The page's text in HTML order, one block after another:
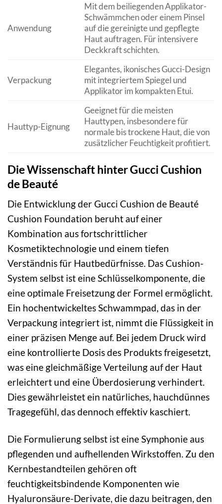
Anwendung
Mit dem beiliegenden Applikator-
Schwämmchen oder einem Pinsel
auf die gereinigte und gepflegte
Haut auftragen. Für intensivere
Deckkraft schichten.
Verpackung
Elegantes, ikonisches Gucci-Design
mit integriertem Spiegel und
Applikator im kompakten Etui.
Hauttyp-Eignung
Geeignet für die meisten
Hauttypen, insbesondere für
normale bis trockene Haut, die von
zusätzlicher Feuchtigkeit profitiert.
Die Wissenschaft hinter Gucci Cushion
de Beauté
Die Entwicklung der Gucci Cushion de Beauté
Cushion Foundation beruht auf einer
Kombination aus fortschrittlicher
Kosmetiktechnologie und einem tiefen
Verständnis für Hautbedürfnisse. Das Cushion-
System selbst ist eine Schlüsselkomponente, die
eine optimale Freisetzung der Formel ermöglicht.
Ein hochentwickeltes Schwammpad, das in der
Verpackung integriert ist, nimmt die Flüssigkeit in
einer präzisen Menge auf. Bei jedem Druck wird
eine kontrollierte Dosis des Produkts freigesetzt,
was eine gleichmäßige Verteilung auf der Haut
erleichtert und eine Überdosierung verhindert.
Dies gewährleistet ein natürliches, hauchdünnes
Tragegefühl, das dennoch effektiv kaschiert.
Die Formulierung selbst ist eine Symphonie aus
pflegenden und aufhellenden Wirkstoffen. Zu den
Kernbestandteilen gehören oft
feuchtigkeitsbindende Komponenten wie
Hyaluronsäure-Derivate, die dazu beitragen, den